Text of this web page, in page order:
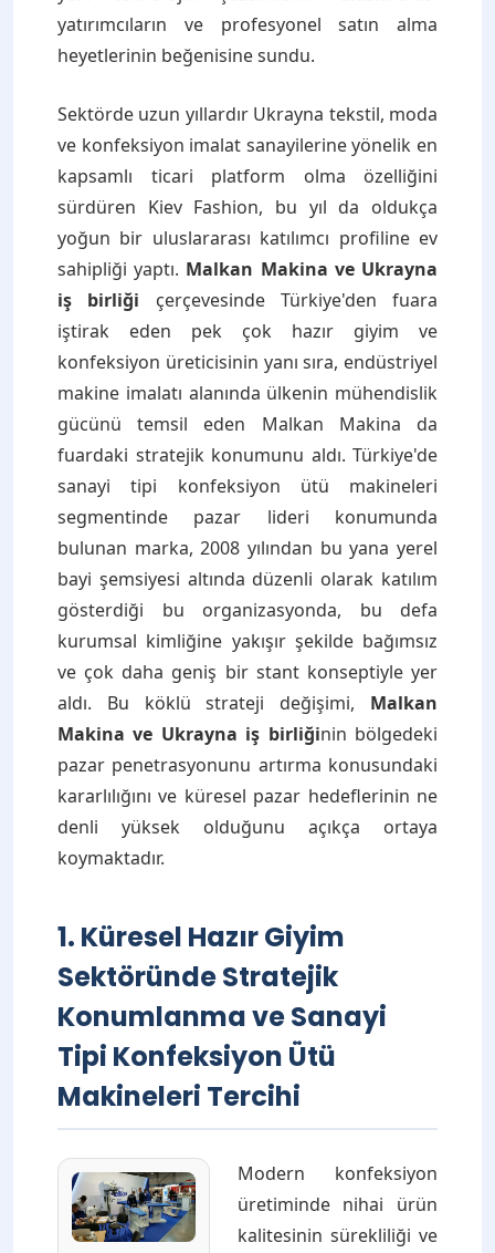
yatırımcıların ve profesyonel satın alma
heyetlerinin beğenisine sundu.
Sektörde uzun yıllardır Ukrayna tekstil, moda
ve konfeksiyon imalat sanayilerine yönelik en
kapsamlı ticari platform olma özelliğini
sürdüren Kiev Fashion, bu yıl da oldukça
yoğun bir uluslararası katılımcı profiline ev
sahipliği yaptı. Malkan Makina ve Ukrayna
iş birliği çerçevesinde Türkiye'den fuara
iştirak eden pek çok hazır giyim ve
konfeksiyon üreticisinin yanı sıra, endüstriyel
makine imalatı alanında ülkenin mühendislik
gücünü temsil eden Malkan Makina da
fuardaki stratejik konumunu aldı. Türkiye'de
sanayi tipi konfeksiyon ütü makineleri
segmentinde pazar lideri konumunda
bulunan marka, 2008 yılından bu yana yerel
bayi şemsiyesi altında düzenli olarak katılım
gösterdiği bu organizasyonda, bu defa
kurumsal kimliğine yakışır şekilde bağımsız
ve çok daha geniş bir stant konseptiyle yer
aldı. Bu köklü strateji değişimi, Malkan
Makina ve Ukrayna iş birliğinin bölgedeki
pazar penetrasyonunu artırma konusundaki
kararlılığını ve küresel pazar hedeflerinin ne
denli yüksek olduğunu açıkça ortaya
koymaktadır.
1. Küresel Hazır Giyim
Sektöründe Stratejik
Konumlanma ve Sanayi
Tipi Konfeksiyon Ütü
Makineleri Tercihi
Modern konfeksiyon
üretiminde nihai ürün
kalitesinin sürekliliği ve